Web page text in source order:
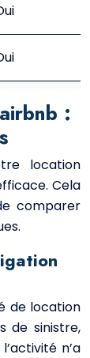
:
location
Cela
comparer
de location
de sinistre,
n’a